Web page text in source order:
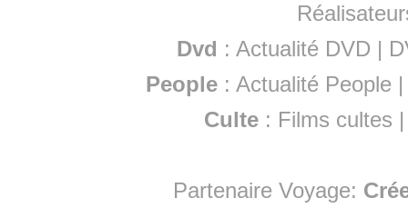
Dvd : Actualité DVD |
People :Actualité People
Culte : Films cultes
Partenaire Voyage: